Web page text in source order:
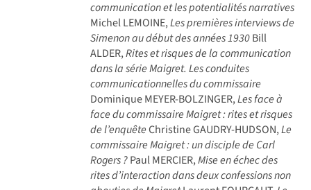
communication et les potentialités narratives
Michel LEMOINE,Les premières interviews de
Simenon au début des années 1930Bill
ALDER,Rites et risques de la communication
dans la série Maigret. Les conduites
communicationnelles du commissaire
Dominique MEYER-BOLZINGER,Les face à
face du commissaire Maigret : rites et risques
de l’enquêteChristine GAUDRY-HUDSON,Le
commissaire Maigret : un disciple de Carl
Rogers ?Paul MERCIER,Mise en échec des
rites d’interaction dans deux confessions non